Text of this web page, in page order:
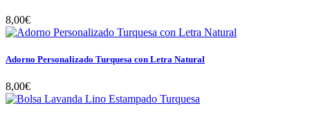
8,00€
Adorno Personalizado Turquesa con Letra Natural
8,00€